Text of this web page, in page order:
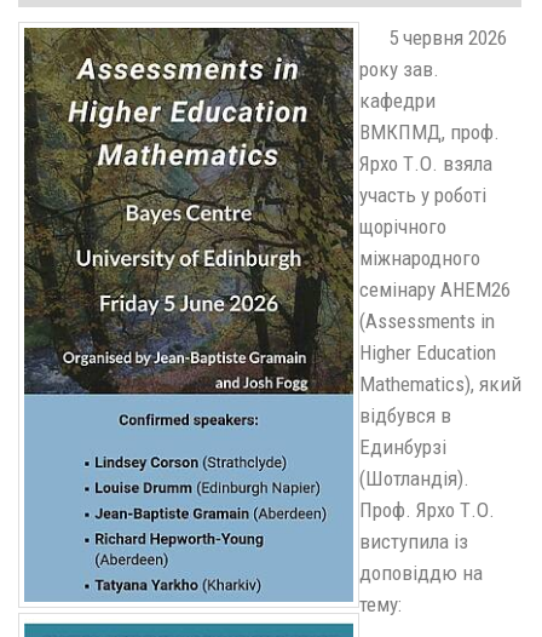
5 червня 2026
року зав.
кафедри
ВМКПМД, проф.
Ярхо Т.О. взяла
участь у роботі
щорічного
міжнародного
семінару AHEM26
(Assessments in
Higher Education
Mathematics), який
відбувся в
Единбурзі
(Шотландія).
Проф. Ярхо Т.О.
виступила із
доповіддю на
тему: